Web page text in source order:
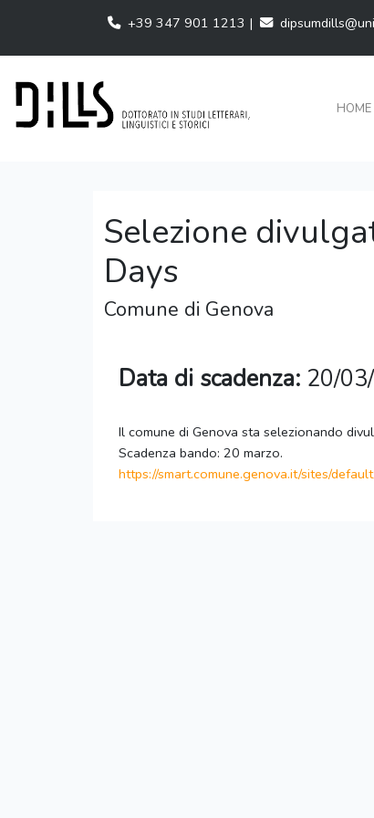
+39 347 901 1213 |
HOME
Selezione
Days
Comune di Genova
Data di scadenza: 20/
Il comune di Genova sta selezionando
Scadenza bando: 20 marzo.
https://smart.comune.genova.it/sites/